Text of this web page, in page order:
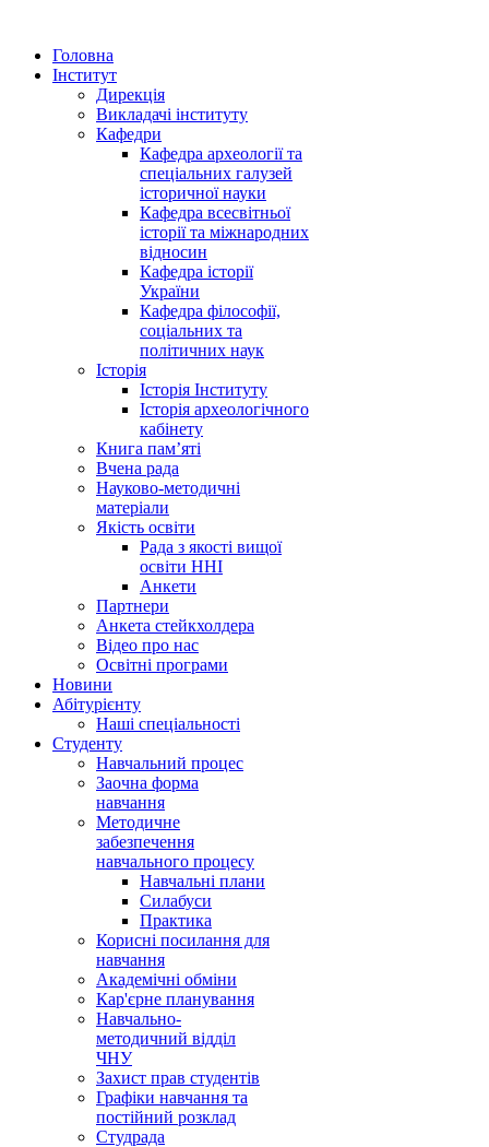
Головна
Інститут
Дирекція
Викладачі інституту
Кафедри
Кафедра археології та
спеціальних галузей
історичної науки
Кафедра всесвітньої
історії та міжнародних
відносин
Кафедра історії
України
Кафедра філософії,
соціальних та
політичних наук
Історія
Історія Інституту
Історія археологічного
кабінету
Книга памʼяті
Вчена рада
Науково-методичні
матеріали
Якість освіти
Рада з якості вищої
освіти ННІ
Анкети
Партнери
Анкета стейкхолдера
Відео про нас
Освітні програми
Hовини
Абітурієнту
Наші спеціальності
Студенту
Навчальний процес
Заочна форма
навчання
Методичне
забезпечення
навчального процесу
Навчальні плани
Силабуси
Практика
Корисні посилання для
навчання
Академічні обміни
Кар'єрне планування
Навчально-
методичний відділ
ЧНУ
Захист прав студентів
Графіки навчання та
постійний розклад
Студрада